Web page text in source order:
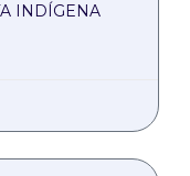
INDÍGENA